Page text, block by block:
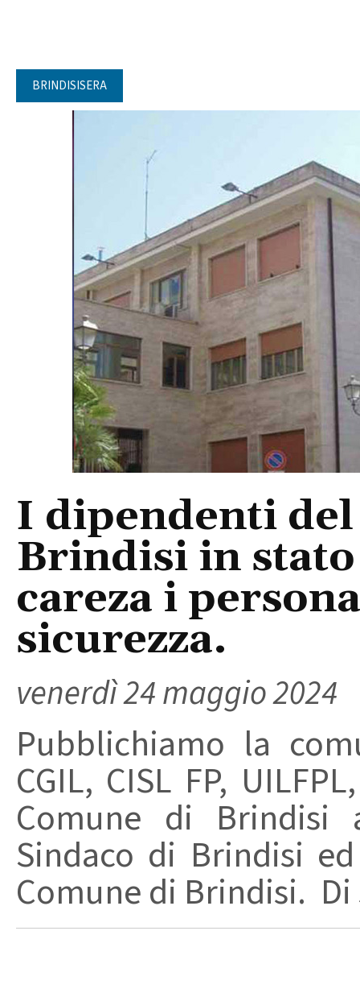
BRINDISISERA
I dipendenti
Brindisi in
careza i
sicurezza.
venerdì 24 maggio 2024
Pubblichiamo la
CGIL, CISL FP,
Comune di
Sindaco di Brindisi
Comune di Brindisi.